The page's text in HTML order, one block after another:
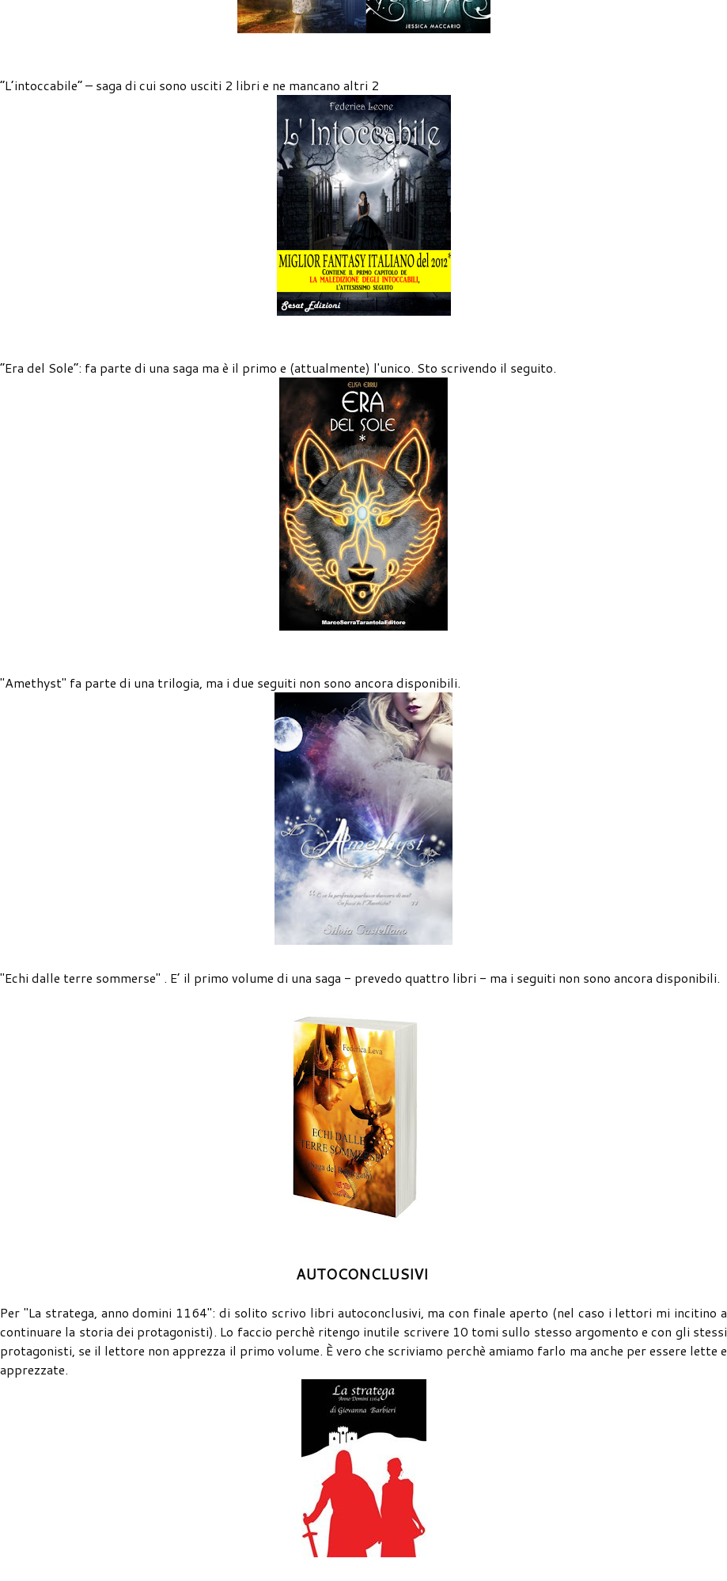
“L’intoccabile” – saga di cui sono usciti 2 libri e ne mancano altri 2
“Era del Sole”: fa parte di una saga ma è il primo e (attualmente) l'unico. Sto scrivendo il seguito.
"Amethyst" fa parte di una trilogia, ma i due seguiti non sono ancora disponibili.
"Echi dalle terre sommerse" . E’ il primo volume di una saga - prevedo quattro libri - ma i seguiti non sono ancora disponibili.
AUTOCONCLUSIVI
Per "La stratega, anno domini 1164": di solito scrivo libri autoconclusivi, ma con finale aperto (nel caso i lettori mi incitino a
continuare la storia dei protagonisti). Lo faccio perchè ritengo inutile scrivere 10 tomi sullo stesso argomento e con gli stessi
protagonisti, se il lettore non apprezza il primo volume. È vero che scriviamo perchè amiamo farlo ma anche per essere lette e
apprezzate.